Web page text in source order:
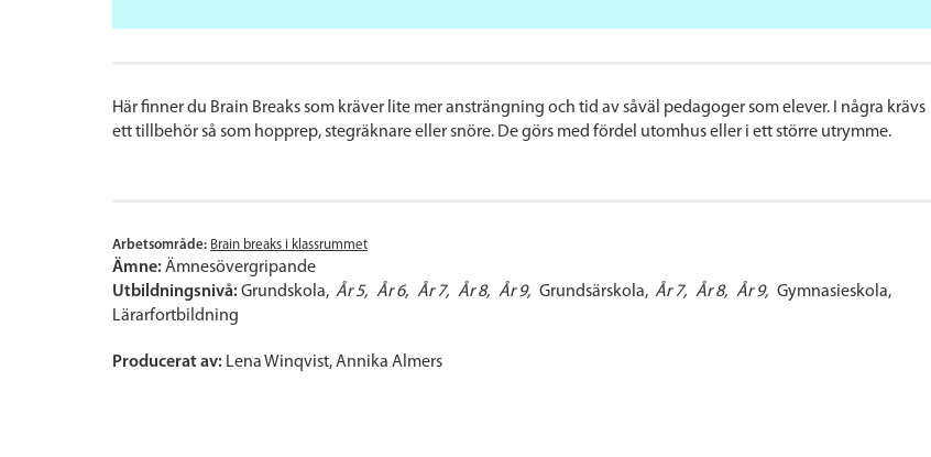
Här finner du Brain Breaks som kräver lite mer ansträngning och tid av såväl pedagoger som elever. I några krävs
ett tillbehör så som hopprep, stegräknare eller snöre. De görs med fördel utomhus eller i ett större utrymme.
Arbetsområde: Brain breaks i klassrummet
Ämne: Ämnesövergripande
Utbildningsnivå: Grundskola År 5 År 6 År 7 År 8 År 9 Grundsärskola År 7 År 8 År 9
Gymnasieskola
Lärarfortbildning
Producerat av: Lena Winqvist, Annika Almers